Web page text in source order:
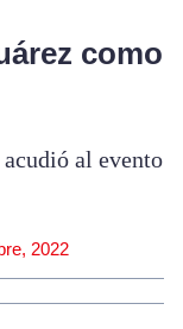
como
al evento
2022